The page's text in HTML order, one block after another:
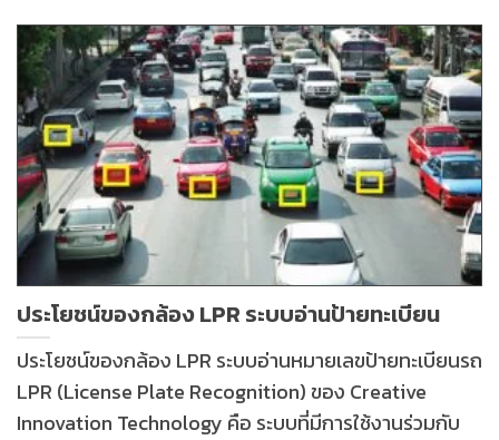
ประโยชน์ของกล้อง LPR ระบบอ่านป้ายทะเบียน
ประโยชน์ของกล้อง LPR ระบบอ่านหมายเลขป้ายทะเบียนรถ
LPR (License Plate Recognition) ของ Creative
Innovation Technology คือ ระบบที่มีการใช้งานร่วมกับ